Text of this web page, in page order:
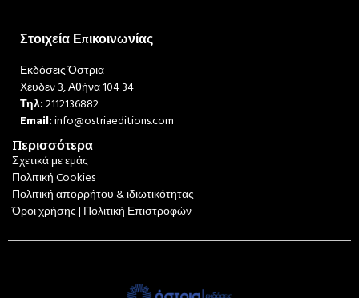
Στοιχεία Επικοινωνίας
Εκδόσεις Όστρια
Χέυδεν 3, Αθήνα 104 34
Τηλ:2112136882
Email:info@ostriaeditions.com
Περισσότερα
Σχετικά με εμάς
Πολιτική Cookies
Πολιτική απορρήτου & ιδιωτικότητας
Όροι χρήσης | Πολιτική Επιστροφών